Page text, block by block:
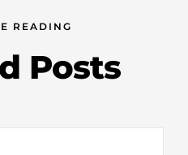
READING
Posts